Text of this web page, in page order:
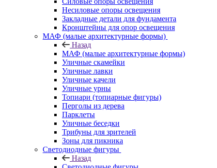
Несиловые опоры освещения
Закладные детали для фундамента
Кронштейны для опор освещения
МАФ (малые архитектурные формы)
Назад
МАФ (малые архитектурные формы)
Уличные скамейки
Уличные лавки
Уличные качели
Уличные урны
Топиари (топиарные фигуры)
Перголы из дерева
Парклеты
Уличные беседки
Трибуны для зрителей
Зоны для пикника
Светодиодные фигуры
Назад